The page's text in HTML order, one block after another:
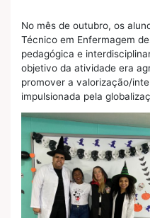
No mês de outubro, os
Técnico em Enfermagem
pedagógica e
objetivo da atividade era
promover a valorização/
impulsionada pela